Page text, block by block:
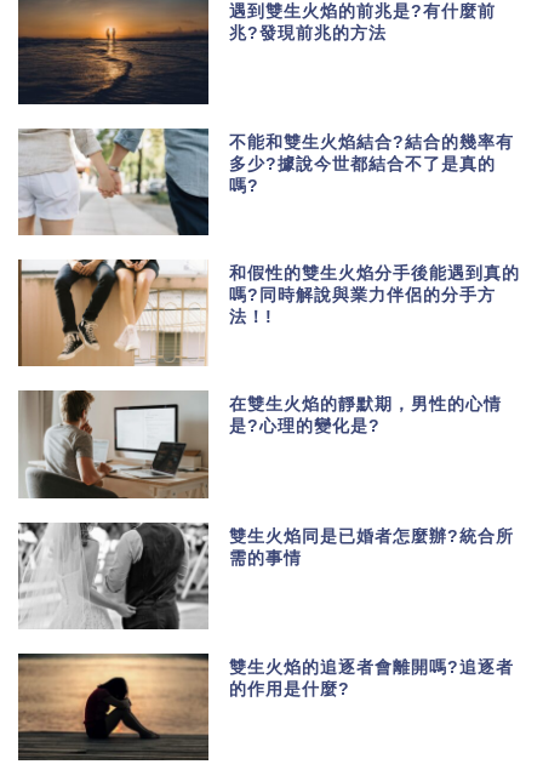
遇到雙生火焰的前兆是?有什麼前
兆?發現前兆的方法
不能和雙生火焰結合?結合的幾率有
多少?據說今世都結合不了是真的
嗎?
和假性的雙生火焰分手後能遇到真的
嗎?同時解說與業力伴侶的分手方
法！!
在雙生火焰的靜默期，男性的心情
是?心理的變化是?
雙生火焰同是已婚者怎麼辦?統合所
需的事情
雙生火焰的追逐者會離開嗎?追逐者
的作用是什麼?